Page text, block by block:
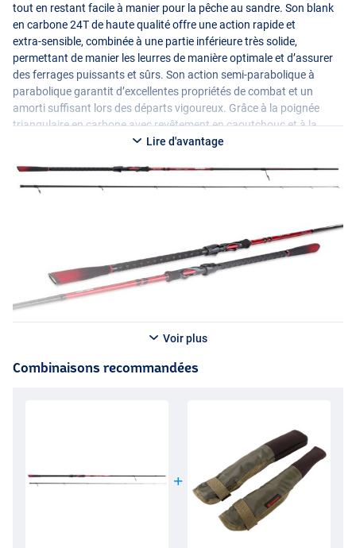
tout en restant facile à manier pour la pêche au sandre. Son blank
en carbone 24T de haute qualité offre une action rapide et
extra‑sensible, combinée à une partie inférieure très solide,
permettant de manier les leurres de manière optimale et d’assurer
des ferrages puissants et sûrs. Son action semi‑parabolique à
parabolique garantit d’excellentes propriétés de combat et un
amorti suffisant lors des départs vigoureux. Grâce à la poignée
triangulaire en carbone avec revêtement en caoutchouc et à la
poignée ergonomique enEVAavec caoutchouc thermorétractable,
sessions. Équipée d’un porte‑moulinetOVS/FCSet d’anneaux
K‑type avec insertsSIC, cette canne convient à tous types de
Lire d'avantage
Voir plus
Combinaisons recommandées